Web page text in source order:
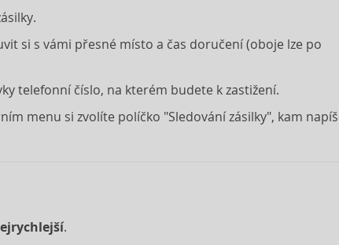
si s vámi přesné místo a čas doručení (oboje lze po
telefonní číslo, na kterém budete k zastižení.
menu si zvolíte políčko "Sledování zásilky", kam
.